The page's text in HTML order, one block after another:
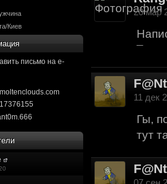
другие
https://discord.gg/
: А попробуем-ка мы
до анонса...https://
: а ещо можна крч
трехмерны)
локации ну типа
показывать эту
Киев
письмо на e-
20 мар
¯
11 дек
Гы,
тут